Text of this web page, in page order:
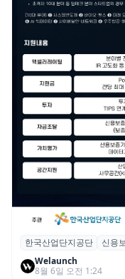
산단공·신보,
여 스타트업 모집
한국산업단지공단 신용
Welaunch
8월 6일 오전 1:24